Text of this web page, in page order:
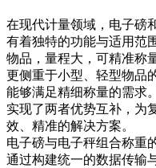
在现代计量领域，电子磅
有着独特的功能与适用范
物品，量程大，可精准称
更侧重于小型、轻型物品
能够满足精细称量的需求
实现了两者优势互补，为
效、精准的解决方案。​
电子磅与电子秤组合称重
通过构建统一的数据传输